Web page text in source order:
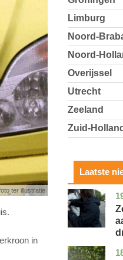
ter illustratie
in
Limburg
Noord-
Noord-
Overijssel
Utrecht
Zeeland
Zuid-Holland
Laatste